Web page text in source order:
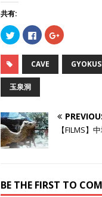
共有:
ク
リ
ク
T
w
i
t
e
r
で
共
有
(
ィ
ン
F
a
e
b
o
o
共
す
る
に
は
ク
リ
く
だ
ク
リ
ク
G
e
+
で
共
ィ
ン
CAVE
玉泉洞
【FILMS】
BE THE FIRST TO